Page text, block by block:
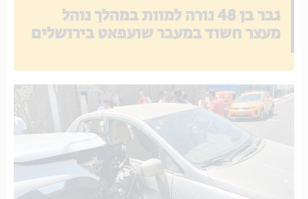
גבר בן 48 נורה למוות במהלך נוהל
מעצר חשוד במעבר שועפאט בירושלים